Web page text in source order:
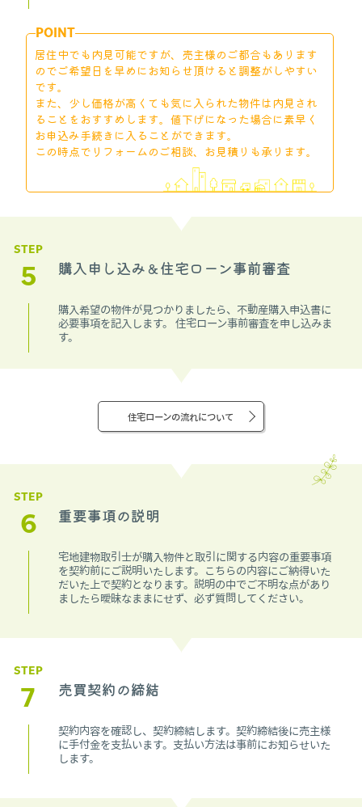
POINT
居住中でも内見可能ですが、売主様のご都合もあります
のでご希望日を早めにお知らせ頂けると調整がしやすい
です。
また、少し価格が高くても気に入られた物件は内見され
ることをおすすめします。値下げになった場合に素早く
お申込み手続きに入ることができます。
この時点でリフォームのご相談、お見積りも承ります。
STEP
5 購入申し込み＆住宅ローン事前審査
購入希望の物件が見つかりましたら、不動産購入申込書に
必要事項を記入します。 住宅ローン事前審査を申し込みま
す。
住宅ローンの流れについて
STEP
6 重要事項の説明
宅地建物取引士が購入物件と取引に関する内容の重要事項
を契約前にご説明いたします。こちらの内容にご納得いた
だいた上で契約となります。説明の中でご不明な点があり
ましたら曖昧なままにせず、必ず質問してください。
STEP
7 売買契約の締結
契約内容を確認し、契約締結します。契約締結後に売主様
に手付金を支払います。支払い方法は事前にお知らせいた
します。